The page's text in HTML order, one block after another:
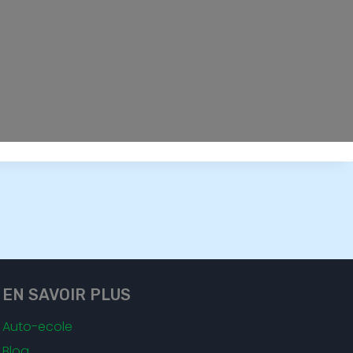
EN SAVOIR PLUS
Auto-ecole